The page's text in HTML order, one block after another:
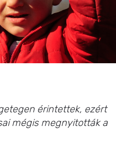
érintettek, ezért
mégis megnyitották a